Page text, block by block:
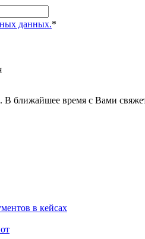
данных.*
ближайшее время с Вами
в кейсах